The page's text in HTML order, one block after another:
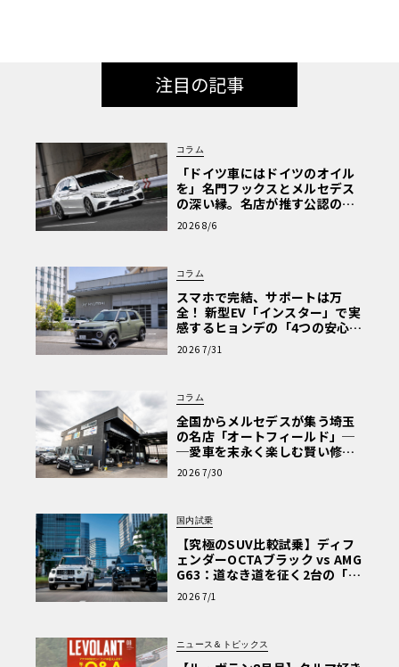
注目の記事
コラム
「ドイツ車にはドイツのオイル
を」名門フックスとメルセデス
の深い縁。名店が推す公認の安
心と、Cクラスで味わうシルキー
な走り〈PR〉
2026 8/6
コラム
スマホで完結、サポートは万
全！ 新型EV「インスター」で実
感するヒョンデの「4つの安心」
【第1回・ヒョンデ6つの疑問：
Why? Hyundai?】〈PR〉
2026 7/31
コラム
全国からメルセデスが集う埼玉
の名店「オートフィールド」─
─愛車を末永く楽しむ賢い修理
術と、プロがフックス製オイル
を選ぶ理由〈PR〉
2026 7/30
国内試乗
【究極のSUV比較試乗】ディフ
ェンダーOCTAブラック vs AMG
G63：道なき道を征く2台の「対
極的アプローチ」
2026 7/1
ニュース＆トピックス